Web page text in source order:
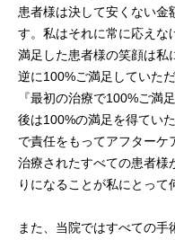
患者様は決して安くない金
す。私はそれに常に応えな
満足した患者様の笑顔は私
逆に100%ご満足していた
『最初の治療で100%ご満
後は100%の満足を得てい
で責任をもってアフターケ
治療されたすべての患者様
りになることが私にとって
また、当院ではすべての手